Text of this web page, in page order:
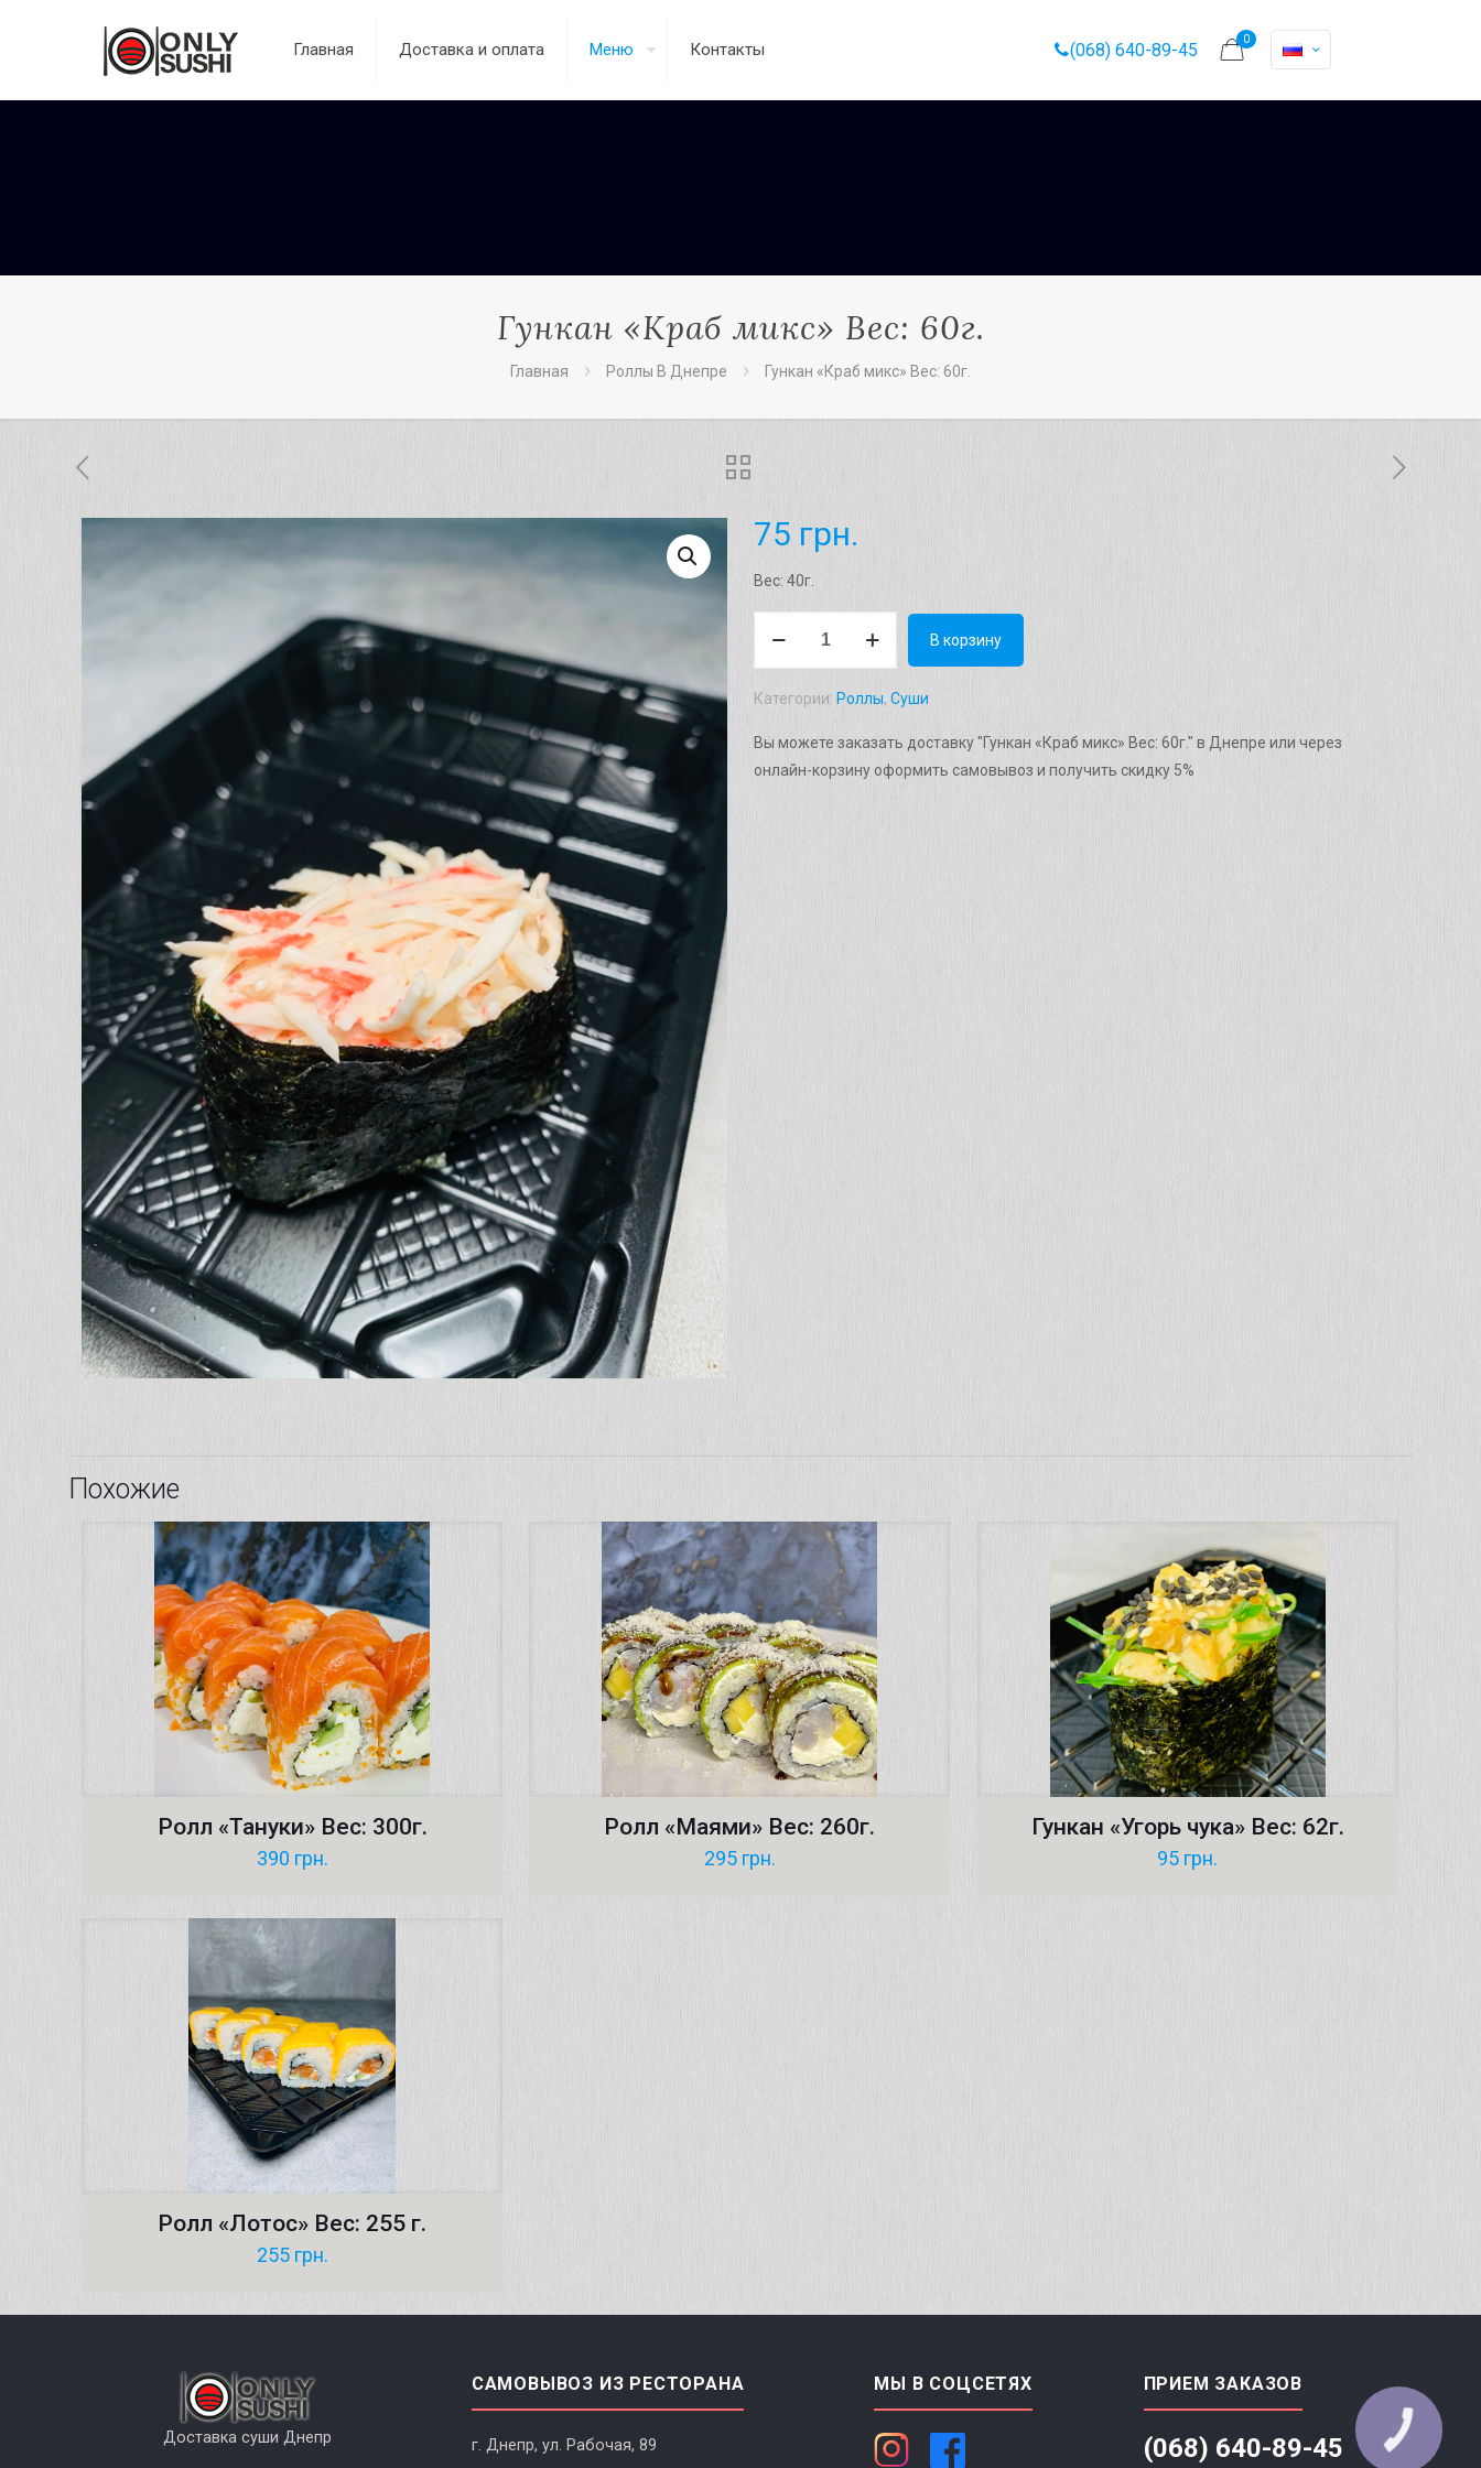
Главная Доставка и оплата Меню Контакты (068) 640-89-45
0
Гункан «Краб микс» Вес: 60г.
Главная Роллы В Днепре Гункан «Краб микс» Вес: 60г.
75 грн.
Вес: 40г.
"Краб
микс"
В корзину
Категории: Роллы, Суши
Вы можете заказать доставку "Гункан «Краб микс» Вес: 60г." в Днепре или через
онлайн-корзину оформить самовывоз и получить скидку 5%
Похожие
Ролл «Тануки» Вес: 300г.
390 грн.
Ролл «Маями» Вес: 260г.
295 грн.
Гункан «Угорь чука» Вес: 62г.
95 грн.
Ролл «Лотос» Вес: 255 г.
255 грн.
Доставка суши Днепр
САМОВЫВОЗ ИЗ РЕСТОРАНА
г. Днепр, ул. Рабочая, 89
МЫ В СОЦСЕТЯХ ПРИЕМ ЗАКАЗОВ
(068) 640-89-45